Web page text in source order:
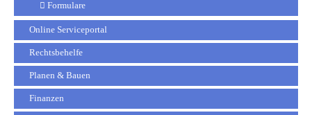
Formulare
Online Serviceportal
Rechtsbehelfe
Planen & Bauen
Finanzen